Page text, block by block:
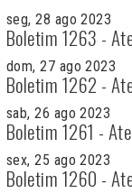
seg, 28 ago 2023
Boletim 1263 -
dom, 27 ago 2023
Boletim 1262 -
sab, 26 ago 2023
Boletim 1261 -
sex, 25 ago 2023
Boletim 1260 -